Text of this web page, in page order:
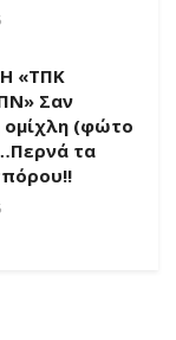
«ΤΠΚ
Σαν
(φώτο
τα